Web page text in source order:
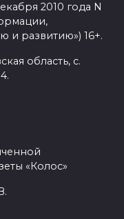
2010 года N
и развитию») 16+.
область, с.
«Колос»